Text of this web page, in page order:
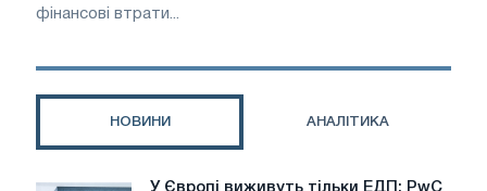
фінансові втрати...
НОВИНИ АНАЛІТИКА
У Європі виживуть тільки ЕДП: PwC